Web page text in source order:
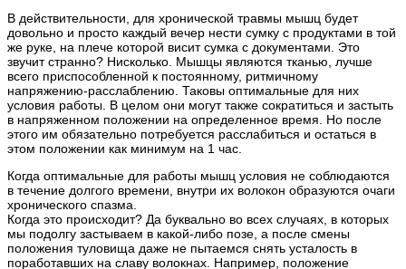
В действительности, для хронической травмы мышц будет
довольно и просто каждый вечер нести сумку с продуктами в той
же руке, на плече которой висит сумка с документами. Это
звучит странно? Нисколько. Мышцы являются тканью, лучше
всего приспособленной к постоянному, ритмичному
напряжению-расслаблению. Таковы оптимальные для них
условия работы. В целом они могут также сократиться и застыть
в напряженном положении на определенное время. Но после
этого им обязательно потребуется расслабиться и остаться в
этом положении как минимум на 1 час.
Когда оптимальные для работы мышц условия не соблюдаются
в течение долгого времени, внутри их волокон образуются очаги
хронического спазма.
Когда это происходит? Да буквально во всех случаях, в которых
мы подолгу застываем в какой-либо позе, а после смены
положения туловища даже не пытаемся снять усталость в
поработавших на славу волокнах. Например, положение